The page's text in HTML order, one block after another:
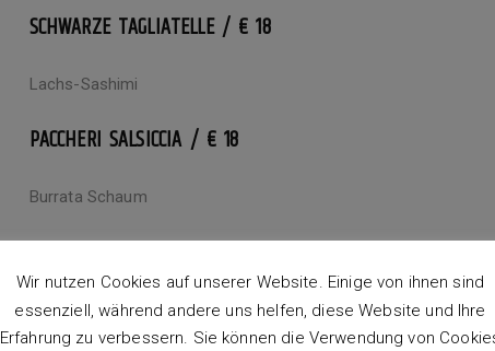
SCHWARZE TAGLIATELLE / € 18
Lachs-Sashimi
PACCHERI SALSICCIA / € 18
Burrata Schaum
Tomaten-Sugo, Parmesan, Salbei-Knoblauch
Wir nutzen Cookies auf unserer Website. Einige von ihnen sind
essenziell, während andere uns helfen, diese Website und Ihre
Erfahrung zu verbessern. Sie können die Verwendung von